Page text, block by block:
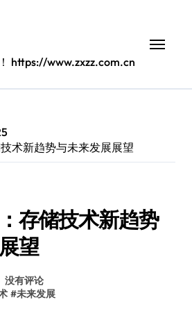
https://www.zxzz.com.cn
术新趋势与未来发展展望
存储技术新趋势
望
没有评论
#未来发展